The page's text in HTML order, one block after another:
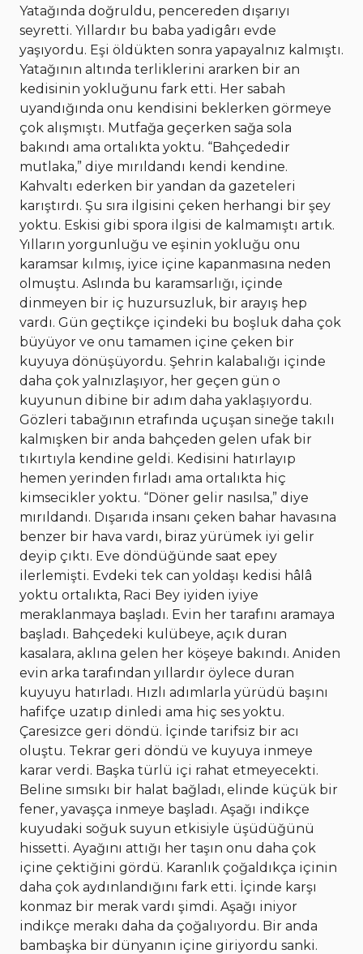
Yatağında doğruldu, pencereden dışarıyı
seyretti. Yıllardır bu baba yadigârı evde
yaşıyordu. Eşi öldükten sonra yapayalnız kalmıştı.
Yatağının altında terliklerini ararken bir an
kedisinin yokluğunu fark etti. Her sabah
uyandığında onu kendisini beklerken görmeye
çok alışmıştı. Mutfağa geçerken sağa sola
bakındı ama ortalıkta yoktu. “Bahçededir
mutlaka,” diye mırıldandı kendi kendine.
Kahvaltı ederken bir yandan da gazeteleri
karıştırdı. Şu sıra ilgisini çeken herhangi bir şey
yoktu. Eskisi gibi spora ilgisi de kalmamıştı artık.
Yılların yorgunluğu ve eşinin yokluğu onu
karamsar kılmış, iyice içine kapanmasına neden
olmuştu. Aslında bu karamsarlığı, içinde
dinmeyen bir iç huzursuzluk, bir arayış hep
vardı. Gün geçtikçe içindeki bu boşluk daha çok
büyüyor ve onu tamamen içine çeken bir
kuyuya dönüşüyordu. Şehrin kalabalığı içinde
daha çok yalnızlaşıyor, her geçen gün o
kuyunun dibine bir adım daha yaklaşıyordu.
Gözleri tabağının etrafında uçuşan sineğe takılı
kalmışken bir anda bahçeden gelen ufak bir
tıkırtıyla kendine geldi. Kedisini hatırlayıp
hemen yerinden fırladı ama ortalıkta hiç
kimsecikler yoktu. “Döner gelir nasılsa,” diye
mırıldandı. Dışarıda insanı çeken bahar havasına
benzer bir hava vardı, biraz yürümek iyi gelir
deyip çıktı. Eve döndüğünde saat epey
ilerlemişti. Evdeki tek can yoldaşı kedisi hâlâ
yoktu ortalıkta, Raci Bey iyiden iyiye
meraklanmaya başladı. Evin her tarafını aramaya
başladı. Bahçedeki kulübeye, açık duran
kasalara, aklına gelen her köşeye bakındı. Aniden
evin arka tarafından yıllardır öylece duran
kuyuyu hatırladı. Hızlı adımlarla yürüdü başını
hafifçe uzatıp dinledi ama hiç ses yoktu.
Çaresizce geri döndü. İçinde tarifsiz bir acı
oluştu. Tekrar geri döndü ve kuyuya inmeye
karar verdi. Başka türlü içi rahat etmeyecekti.
Beline sımsıkı bir halat bağladı, elinde küçük bir
fener, yavaşça inmeye başladı. Aşağı indikçe
kuyudaki soğuk suyun etkisiyle üşüdüğünü
hissetti. Ayağını attığı her taşın onu daha çok
içine çektiğini gördü. Karanlık çoğaldıkça içinin
daha çok aydınlandığını fark etti. İçinde karşı
konmaz bir merak vardı şimdi. Aşağı iniyor
indikçe merakı daha da çoğalıyordu. Bir anda
bambaşka bir dünyanın içine giriyordu sanki.